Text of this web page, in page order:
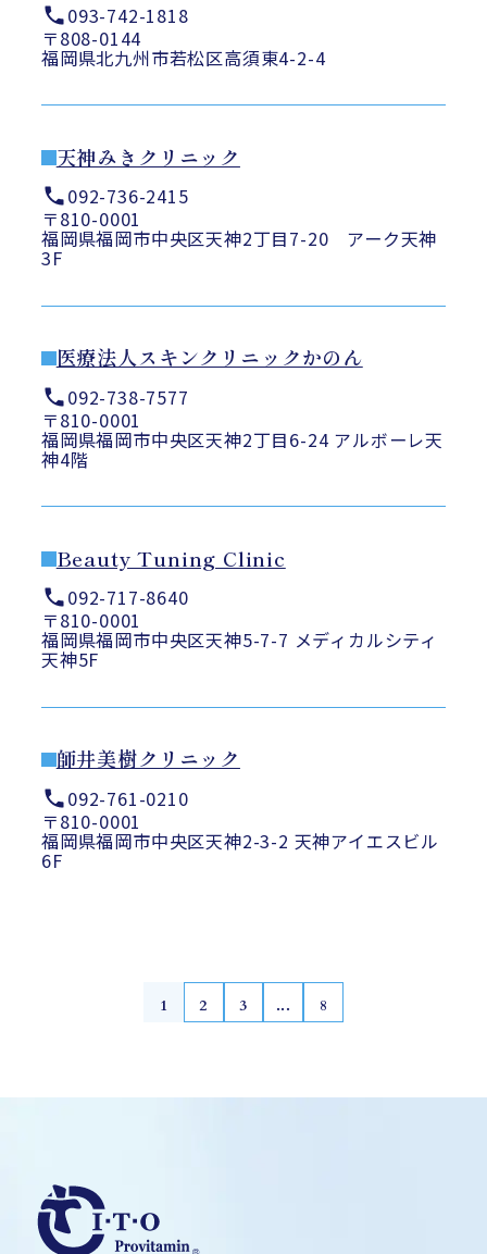
093-742-1818
〒808-0144
福岡県北九州市若松区高須東4-2-4
天神みきクリニック
092-736-2415
〒810-0001
福岡県福岡市中央区天神2丁目7-20 アーク天神
3F
医療法人スキンクリニックかのん
092-738-7577
〒810-0001
福岡県福岡市中央区天神2丁目6-24 アルボーレ天
神4階
Beauty Tuning Clinic
092-717-8640
〒810-0001
福岡県福岡市中央区天神5-7-7 メディカルシティ
天神5F
師井美樹クリニック
092-761-0210
〒810-0001
福岡県福岡市中央区天神2-3-2 天神アイエスビル
6F
1 2 3 ... 8